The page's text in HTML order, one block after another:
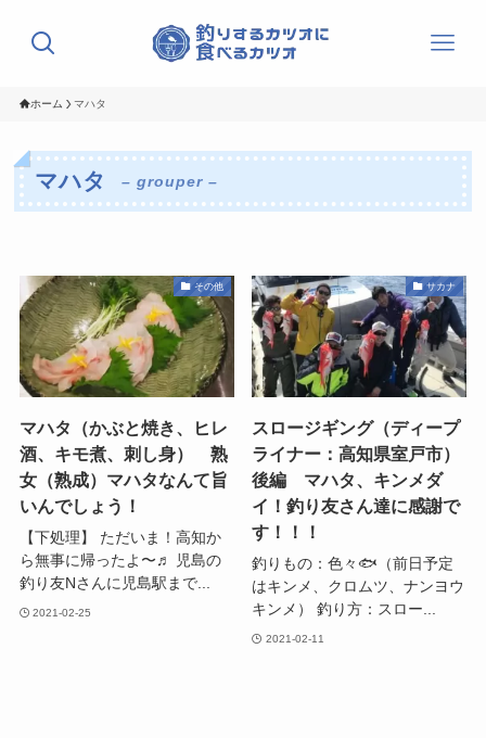
ホーム マハタ
マハタ – grouper –
その他
マハタ（かぶと焼き、ヒレ
酒、キモ煮、刺し身） 熟
女（熟成）マハタなんて旨
いんでしょう！
【下処理】 ただいま！高知か
ら無事に帰ったよ〜♬ 児島の
釣り友Nさんに児島駅まで...
2021-02-25
サカナ
スロージギング（ディープ
ライナー：高知県室戸市）
後編 マハタ、キンメダ
イ！釣り友さん達に感謝で
す！！！
釣りもの：色々🐟（前日予定
はキンメ、クロムツ、ナンヨウ
キンメ） 釣り方：スロー...
2021-02-11